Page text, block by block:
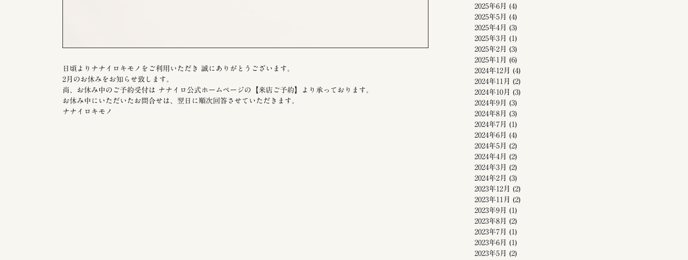
日頃よりナナイロキモノをご利用いただき 誠にありがとうございます。
2月のお休みをお知らせ致します。
尚、お休み中のご予約受付は ナナイロ公式ホームページの【来店ご予約】より承っております。
お休み中にいただいたお問合せは、翌日に順次回答させていただきます。
ナナイロキモノ
2025年6月 (4)
2025年5月 (4)
2025年4月 (3)
2025年3月 (1)
2025年2月 (3)
2025年1月 (6)
2024年12月 (4)
2024年11月 (2)
2024年10月 (3)
2024年9月 (3)
2024年8月 (3)
2024年7月 (1)
2024年6月 (4)
2024年5月 (2)
2024年4月 (2)
2024年3月 (2)
2024年2月 (3)
2023年12月 (2)
2023年11月 (2)
2023年9月 (1)
2023年8月 (2)
2023年7月 (1)
2023年6月 (1)
2023年5月 (2)